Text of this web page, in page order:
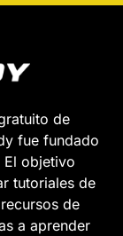
de
fue fundado
objetivo
tutoriales de
de
a aprender